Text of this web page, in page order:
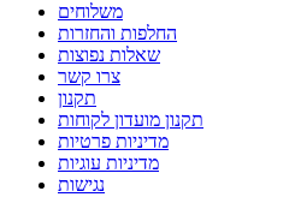
משלוחים
החלפות והחזרות
שאלות נפוצות
צרו קשר
תקנון
תקנון מועדון לקוחות
מדיניות פרטיות
מדיניות עוגיות
נגישות